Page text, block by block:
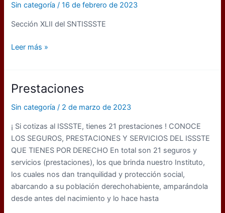
Sin categoría /16 de febrero de 2023
Sección XLII del SNTISSSTE
Ver
Años
de
Servir
México-
Somos
SNTISSSTE
Leer más »
Prestaciones
Sin categoría / 2 de marzo de 2023
¡ Si cotizas al ISSSTE, tienes 21 prestaciones ! CONOCE
LOS SEGUROS, PRESTACIONES Y SERVICIOS DEL ISSSTE
QUE TIENES POR DERECHO En total son 21 seguros y
servicios (prestaciones), los que brinda nuestro Instituto,
los cuales nos dan tranquilidad y protección social,
abarcando a su población derechohabiente, amparándola
desde antes del nacimiento y lo hace hasta